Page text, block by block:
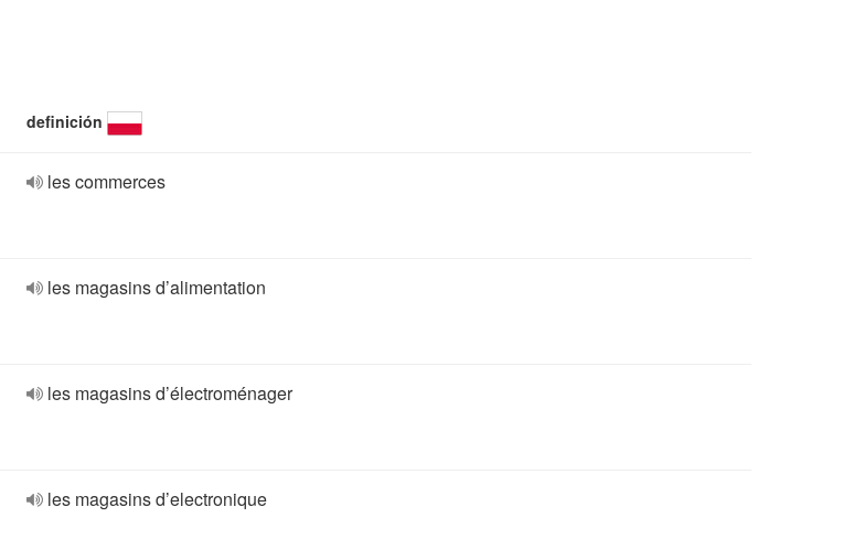
definición
les commerces
les magasins d’alimentation
les magasins d’électroménager
les magasins d’electronique